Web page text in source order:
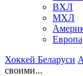
ВХЛ
МХЛ
Европа
Хоккей Беларуси
своими...